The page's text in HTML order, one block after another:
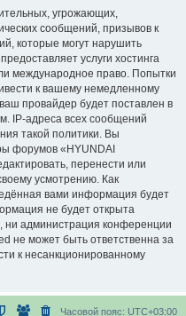
угрожающих,
сообщений, призывов к
которые могут нарушить
услуги хостинга
международное право. Попытки
к вашему немедленному
провайдер будет поставлен в
IP-адреса всех сообщений
такой политики. Вы
форумов «HYUNDAI
перенести или
усмотрению. Как
вами информация будет
не будет открыта
ни администрация конференции
не может быть ответственна за
к несанкционированному
Часовой пояс: UTC+03:00